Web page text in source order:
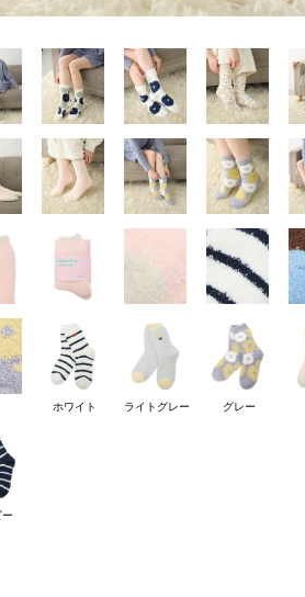
ホワイト ライトグレー グレー